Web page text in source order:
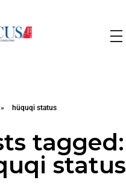
» hüquqi status
tagged:
status